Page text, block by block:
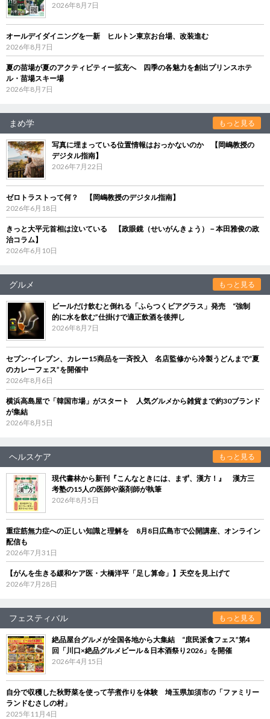
2026年8月7日
オールデイダイニングを一新 ヒルトン東京お台場、改装進む
2026年8月7日
夏の苗場が夏のアクティビティー拡充へ 四季の各魅力を創出プリンスホテ
ル・苗場スキー場
2026年8月7日
まめ学 もっと見る
写真に埋まっている位置情報はおっかないのか 【岡嶋教授の
デジタル指南】
2026年7月22日
ゼロトラストって何？ 【岡嶋教授のデジタル指南】
2026年6月18日
きっと大平元首相は泣いている 【政眼鏡（せいがんきょう）－本田雅俊の政
治コラム】
2026年6月10日
グルメ もっと見る
ビールだけ飲むと倒れる「ふらつくビアグラス」発売 “強制
的に水を飲む”仕掛けで適正飲酒を後押し
2026年8月7日
セブン‐イレブン、カレー15商品を一斉投入 名店監修から冷製うどんまで“夏
のカレーフェス”を開催中
2026年8月6日
横浜高島屋で「韓国市場」がスタート 人気グルメから雑貨まで約30ブランド
が集結
2026年8月5日
ヘルスケア もっと見る
現代書林から新刊『こんなときには、まず、漢方！』 漢方三
考塾の15人の医師や薬剤師が執筆
2026年8月5日
重症筋無力症への正しい知識と理解を 8月8日広島市で公開講座、オンライン
配信も
2026年7月31日
【がんを生きる緩和ケア医・大橋洋平「足し算命」】天空を見上げて
2026年7月28日
フェスティバル もっと見る
絶品屋台グルメが全国各地から大集結 “庶民派食フェス”第4
回「川口×絶品グルメビール＆日本酒祭り2026」を開催
2026年4月15日
自分で収穫した秋野菜を使って芋煮作りを体験 埼玉県加須市の「ファミリー
ランドむさしの村」
2025年11月4日